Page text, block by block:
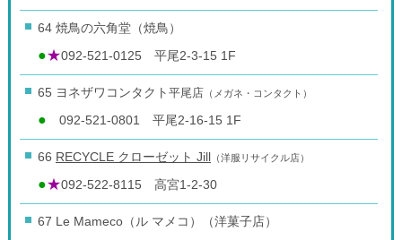
64 焼鳥の六角堂（焼鳥）
●★092-521-0125 平尾2-3-15 1F
65 ヨネザワコンタクト 平尾店 （メガネ・コンタクト）
● 092-521-0801 平尾2-16-15 1F
66 RECYCLE クローゼット Jill （洋服リサイクル店）
●★092-522-8115 高宮1-2-30
67 Le Mameco（ル マメコ）（洋菓子店）